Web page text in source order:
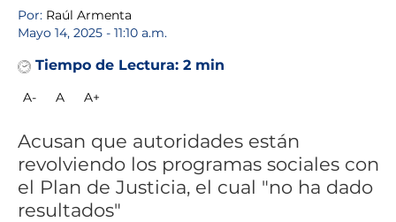
Por: Raúl Armenta
Mayo 14, 2025 - 11:10 a.m.
Tiempo de Lectura: 2 min
A- A A+
Acusan que autoridades están
revolviendo los programas sociales con
el Plan de Justicia, el cual "no ha dado
resultados"